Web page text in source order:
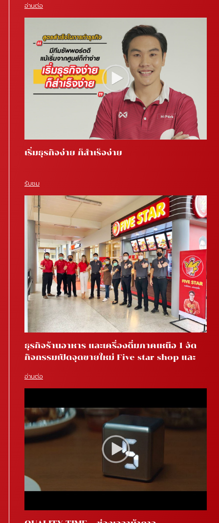
อ่านต่อ
เริ่มธุรกิจง่าย ก็สำเร็จง่าย
รับชม
ธุรกิจร้านอาหาร และเครื่องดื่มภาคเหนือ 1 จัด
กิจกรรมเปิดจุดขายใหม่ Five star shop และ
อ่านต่อ